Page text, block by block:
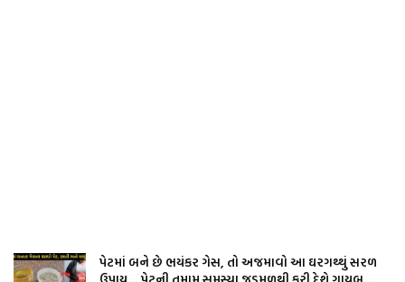
પેટમાં બને છે ભયંકર ગેસ, તો અજમાવો આ ઘરગથ્થું સરળ